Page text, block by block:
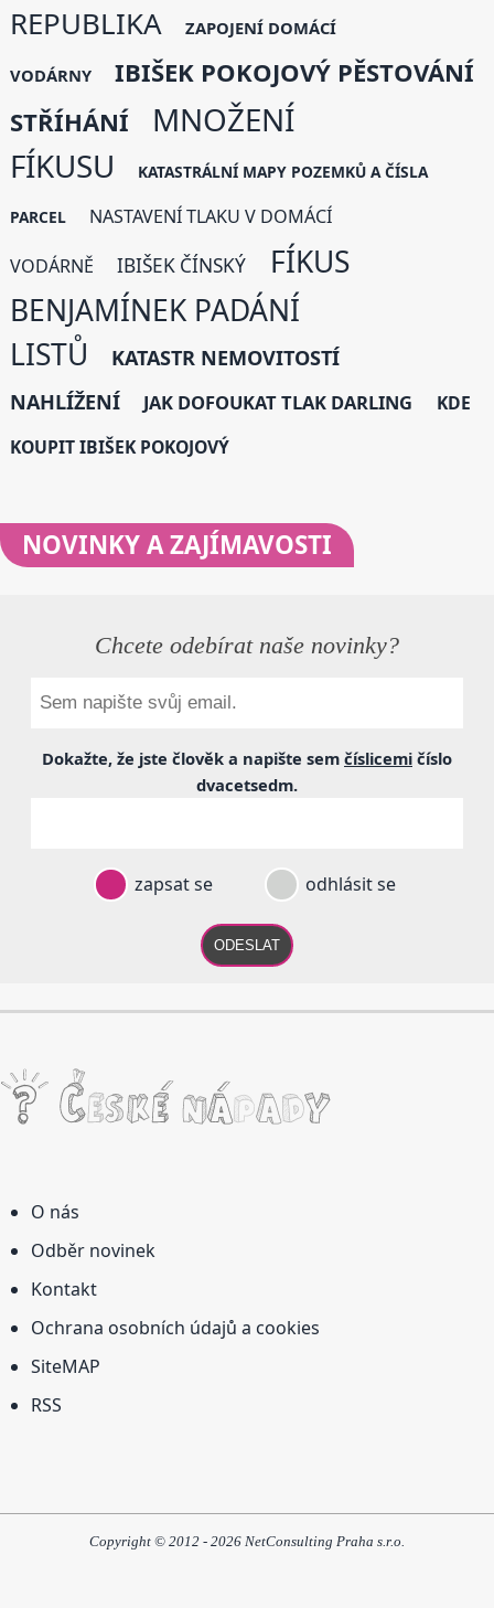
REPUBLIKA
ZAPOJENÍ DOMÁCÍ
VODÁRNY
IBIŠEK POKOJOVÝ PĚSTOVÁNÍ
STŘÍHÁNÍ
MNOŽENÍ
FÍKUSU
KATASTRÁLNÍ MAPY POZEMKŮ A ČÍSLA
PARCEL NASTAVENÍ TLAKU V DOMÁCÍ
VODÁRNĚ IBIŠEK ČÍNSKÝ
FÍKUS
BENJAMÍNEK PADÁNÍ
LISTŮ
KATASTR NEMOVITOSTÍ
NAHLÍŽENÍ
JAK DOFOUKAT TLAK DARLING
KDE
KOUPIT IBIŠEK POKOJOVÝ
NOVINKYA ZAJÍMAVOSTI
Chcete odebírat naše novinky?
Dokažte, že jste člověk a napište sem číslicemi číslo
dvacetsedm.
zapsat se odhlásit se
ODESLAT
O nás
Odběr novinek
Kontakt
Ochrana osobních údajů a cookies
SiteMAP
RSS
Copyright © 2012 - 2026 NetConsulting Praha s.r.o.